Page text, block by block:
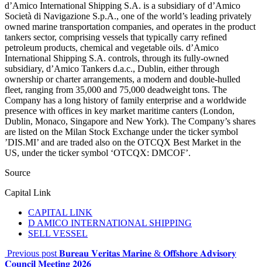
d’Amico International Shipping S.A. is a subsidiary of d’Amico
Società di Navigazione S.p.A., one of the world’s leading privately
owned marine transportation companies, and operates in the product
tankers sector, comprising vessels that typically carry refined
petroleum products, chemical and vegetable oils. d’Amico
International Shipping S.A. controls, through its fully-owned
subsidiary, d’Amico Tankers d.a.c., Dublin, either through
ownership or charter arrangements, a modern and double-hulled
fleet, ranging from 35,000 and 75,000 deadweight tons. The
Company has a long history of family enterprise and a worldwide
presence with offices in key market maritime canters (London,
Dublin, Monaco, Singapore and New York). The Company’s shares
are listed on the Milan Stock Exchange under the ticker symbol
’DIS.MI’ and are traded also on the OTCQX Best Market in the
US, under the ticker symbol ‘OTCQX: DMCOF’.
Source
Capital Link
CAPITAL LINK
D AMICO INTERNATIONAL SHIPPING
SELL VESSEL
Previous post 𝐁𝐮𝐫𝐞𝐚𝐮 𝐕𝐞𝐫𝐢𝐭𝐚𝐬 𝐌𝐚𝐫𝐢𝐧𝐞 & 𝐎𝐟𝐟𝐬𝐡𝐨𝐫𝐞 𝐀𝐝𝐯𝐢𝐬𝐨𝐫𝐲
𝐂𝐨𝐮𝐧𝐜𝐢𝐥 𝐌𝐞𝐞𝐭𝐢𝐧𝐠 𝟐𝟎𝟐𝟔